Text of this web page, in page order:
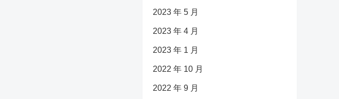
2023 年 5 月
2023 年 4 月
2023 年 1 月
2022 年 10 月
2022 年 9 月